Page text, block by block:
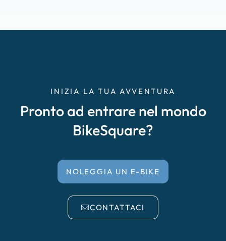
INIZIA LA TUA AVVENTURA
Pronto ad entrare nel mondo
BikeSquare?
NOLEGGIA UN E-BIKE
CONTATTACI